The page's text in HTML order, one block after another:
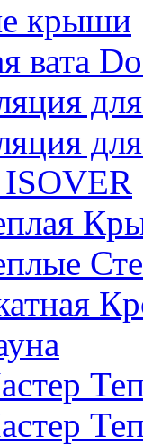
крыши
вата